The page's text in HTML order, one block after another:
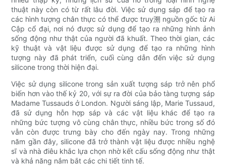
thuật này còn có từ rất lâu đời. Việc sử dụng sáp để tạo ra
các hình tượng chân thực có thể được truy溯 nguồn gốc từ Ai
Cập cổ đại, nơi nó được sử dụng để tạo ra những hình ảnh
sống động như thật của người đã khuất. Theo thời gian, các
kỹ thuật và vật liệu được sử dụng để tạo ra những hình
tượng này đã phát triển, cuối cùng dẫn đến việc sử dụng
silicone trong thời hiện đại.
Việc sử dụng silicone trong sản xuất tượng sáp trở nên phổ
biến hơn vào thế kỷ 20, với sự ra đời của bảo tàng tượng sáp
Madame Tussauds ở London. Người sáng lập, Marie Tussaud,
đã sử dụng hỗn hợp sáp và các vật liệu khác để tạo ra
những bức tượng vô cùng chân thực, nhiều bức trong số đó
vẫn còn được trưng bày cho đến ngày nay. Trong những
năm gần đây, silicone đã trở thành vật liệu được nhiều nghệ
sĩ và nhà điêu khắc lựa chọn nhờ kết cấu sống động như thật
và khả năng nắm bắt các chi tiết tinh tế.